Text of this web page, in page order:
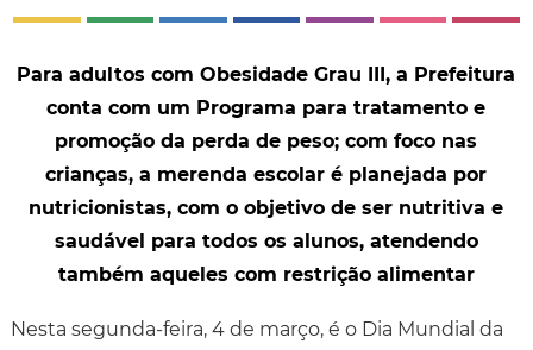
Para adultos com Obesidade Grau III, a Prefeitura
conta com um Programa para tratamento e
promoção da perda de peso; com foco nas
crianças, a merenda escolar é planejada por
nutricionistas, com o objetivo de ser nutritiva e
saudável para todos os alunos, atendendo
também aqueles com restrição alimentar
Nesta segunda-feira, 4 de março, é o Dia Mundial da